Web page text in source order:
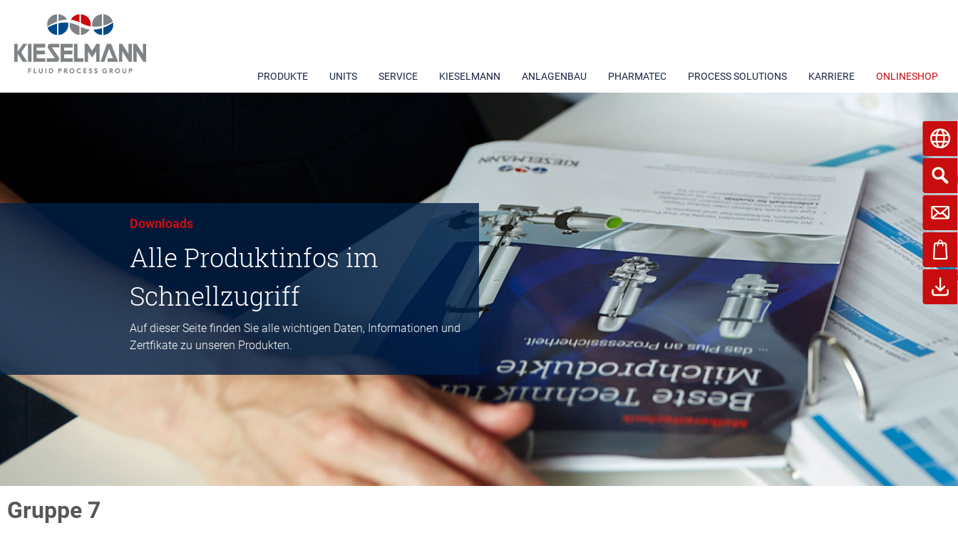
PRODUKTE UNITS SERVICE KIESELMANN ANLAGENBAU PHARMATEC PROCESS SOLUTIONS KARRIERE ONLINESHOP
Downloads
Alle Produktinfos im
Schnellzugriff
Auf dieser Seite finden Sie alle wichtigen Daten, Informationen und
Zertfikate zu unseren Produkten.
Gruppe 7